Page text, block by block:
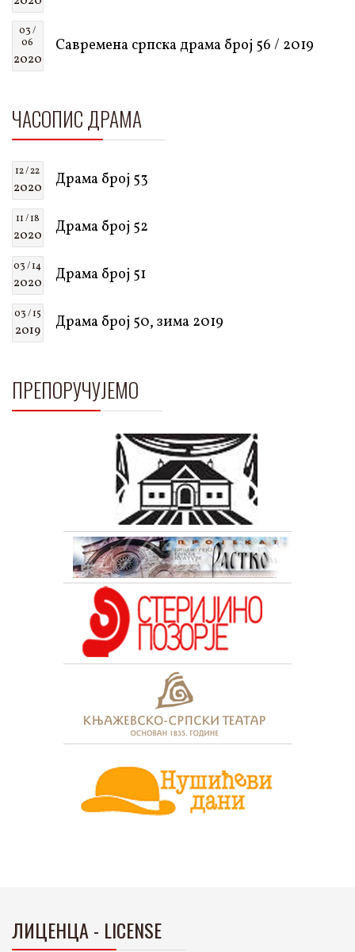
03 /
06
2020
Савремена српска драма број 56 / 2019
ЧАСОПИС ДРАМА
12 / 22
2020 Драма број 53
11 / 18
2020 Драма број 52
03 / 14
2020 Драма број 51
03 / 15
2019 Драма број 50, зима 2019
ПРЕПОРУЧУЈЕМО
ЛИЦЕНЦА - LICENSE